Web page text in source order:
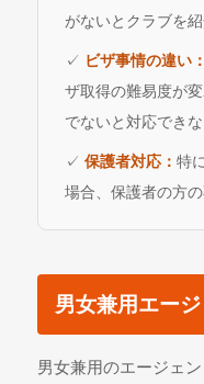
がないとクラブを
✓ ビザ事情の違い
ザ取得の難易度が
でないと対応でき
✓保護者対応：特
場合、保護者の方
男女兼用エー
男女兼用のエージェ